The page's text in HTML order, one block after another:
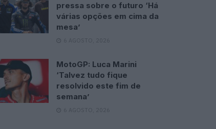
pressa sobre o futuro ‘Há
várias opções em cima da
mesa’
6 AGOSTO, 2026
MotoGP: Luca Marini
‘Talvez tudo fique
resolvido este fim de
semana’
6 AGOSTO, 2026